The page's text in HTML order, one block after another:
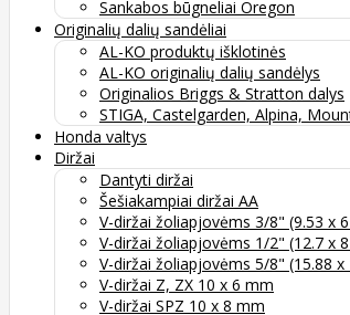
Sankabos būgneliai Oregon
Originalių dalių sandėliai
AL-KO produktų išklotinės
AL-KO originalių dalių sandėlys
Originalios Briggs & Stratton dalys
STIGA, Castelgarden, Alpina,
Honda valtys
Diržai
Dantyti diržai
Šešiakampiai diržai AA
V-diržai žoliapjovėms 3/8" (9.53 x
V-diržai žoliapjovėms 1/2" (12.7 x
V-diržai žoliapjovėms 5/8" (15.88 x
V-diržai Z, ZX 10 x 6 mm
V-diržai SPZ 10 x 8 mm